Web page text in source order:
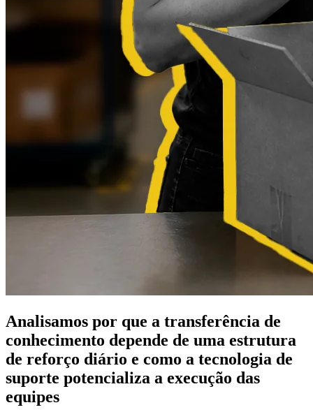
Analisamos por que a transferência de
conhecimento depende de uma estrutura
de reforço diário e como a tecnologia de
suporte potencializa a execução das
equipes